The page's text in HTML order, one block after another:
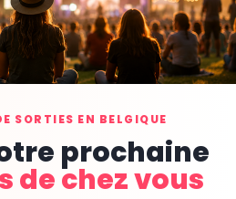
SORTIES EN BELGIQUE
prochaine
de chez vous